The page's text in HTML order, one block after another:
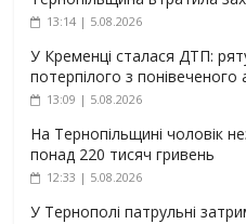
13:14 | 5.08.2026
У Кременці сталася ДТП:
потерпілого з понівеченого
13:09 | 5.08.2026
На Тернопільщині чоловік
понад 220 тисяч гривень
12:33 | 5.08.2026
У Тернополі патрульні